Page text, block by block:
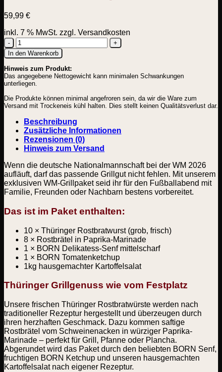
59,99 €
inkl. 7 % MwSt. zzgl. Versandkosten
WM
2026
Grillpaket
Menge
In den Warenkorb
Hinweis zum Produkt:
Das angegebene Nettogewicht kann minimalen Schwankungen
unterliegen.
Die Produkte können minimal angefroren sein, da wir die Ware zum
Versand mit Trockeneis kühl halten. Dies stellt keinen Qualitätsverlust dar.
Beschreibung
Zusätzliche Informationen
Rezensionen (0)
Hinweis zum Versand
Wenn die deutsche Nationalmannschaft bei der WM 2026
aufläuft, darf das passende Grillgut nicht fehlen. Mit unserem
exklusiven WM-Grillpaket seid ihr für den Fußballabend mit
Familie, Freunden oder Nachbarn bestens vorbereitet.
Das ist im Paket enthalten:
10 × Thüringer Rostbratwurst (grob, frisch)
8 × Rostbrätel in Paprika-Marinade
1 × BORN Delikatess-Senf mittelscharf
1 × BORN Tomatenketchup
1kg hausgemachter Kartoffelsalat
Thüringer Grillgenuss wie vom Festplatz
Unsere frischen Thüringer Rostbratwürste werden nach
traditioneller Rezeptur hergestellt und überzeugen durch
ihren herzhaften Geschmack. Dazu kommen saftige
Rostbrätel vom Schweinenacken in würziger Paprika-
Marinade – perfekt für Grill, Pfanne oder Plancha.
Abgerundet wird das Paket durch den beliebten BORN Senf,
fruchtigen BORN Ketchup und unseren hausgemachten
Kartoffelsalat nach eigener Rezeptur.